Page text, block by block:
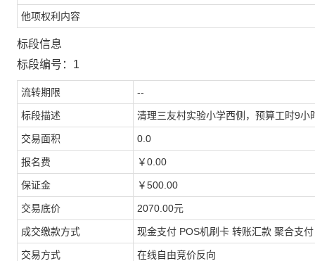
他项权利内容
标段信息
标段编号：1
流转期限 --
标段描述 清理三友村实验小学西侧，预算工时9小
交易面积 0.0
报名费 ￥0.00
保证金 ￥500.00
交易底价 2070.00元
成交缴款方式 现金支付 POS机刷卡 转账汇款 聚合支
交易方式 在线自由竞价反向